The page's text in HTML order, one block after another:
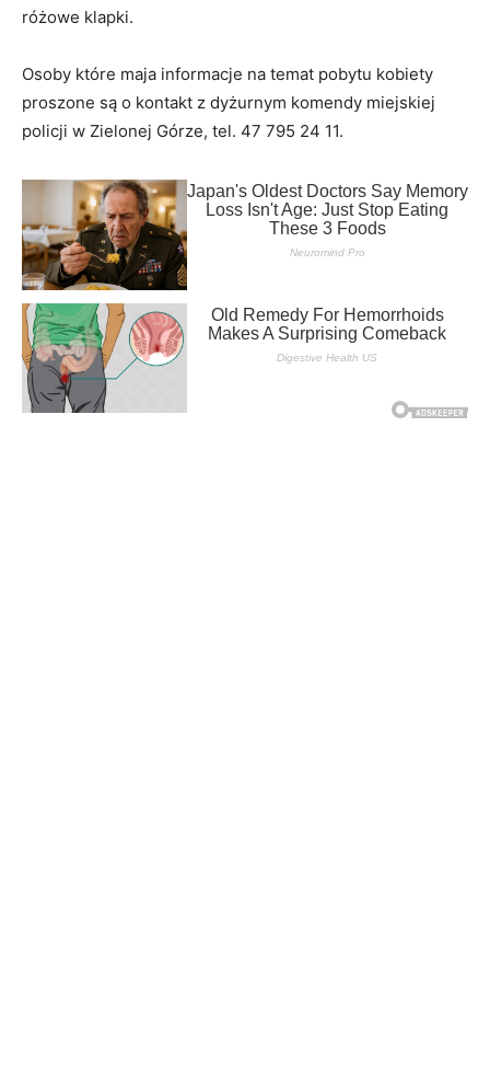
różowe klapki.
Osoby które maja informacje na temat pobytu kobiety
proszone są o kontakt z dyżurnym komendy miejskiej
policji w Zielonej Górze, tel. 47 795 24 11.